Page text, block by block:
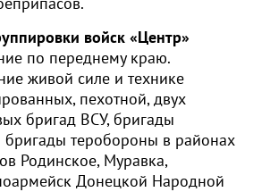
войск «Центр»
по переднему краю.
живой силе и технике
пехотной, двух
бригад ВСУ, бригады
теробороны в районах
Родинское, Муравка,
Донецкой Народной